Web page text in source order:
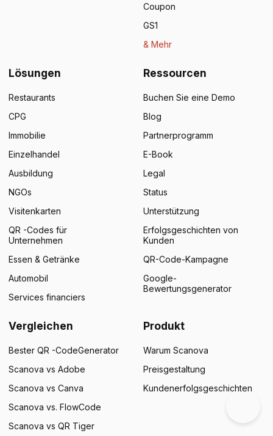
Coupon
GS1
& Mehr
Lösungen
Restaurants
CPG
Immobilie
Einzelhandel
Ausbildung
NGOs
Visitenkarten
QR -Codes für
Unternehmen
Essen & Getränke
Automobil
Services financiers
Ressourcen
Buchen Sie eine Demo
Blog
Partnerprogramm
E-Book
Legal
Status
Unterstützung
Erfolgsgeschichten von
Kunden
QR-Code-Kampagne
Google-
Bewertungsgenerator
Vergleichen
Bester QR -CodeGenerator
Scanova vs Adobe
Scanova vs Canva
Scanova vs. FlowCode
Scanova vs QR Tiger
Produkt
Warum Scanova
Preisgestaltung
Kundenerfolgsgeschichten
SPANISH
×
This website uses cookies
This website uses cookies to improve user
experience. By using our website you
our Cookie Policy. Read more
SHOW DETAILS